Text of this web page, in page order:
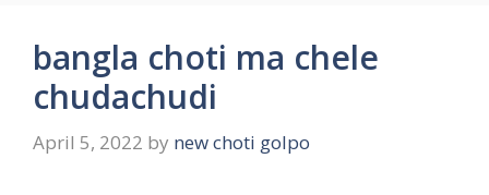
bangla choti ma chele
chudachudi
April 5, 2022 by new choti golpo